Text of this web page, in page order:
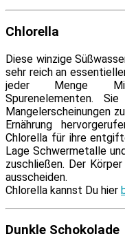
Chlorella
Diese win­zi­ge
sehr reich an
je­der Menge
Spurenelementen.
Mangelerscheinungen
Ernährung
Chlorella für ih­re
Lage Schwermetalle
zu­schlie­ßen. Der
ausscheiden.
Chlorella kannst Du hier
Dunkle Schokolade